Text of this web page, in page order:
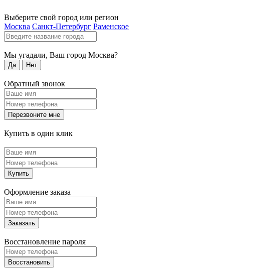
Выберите свой город или регион
Москва Санкт-Петербург Раменское
Мы угадали, Ваш город Москва?
Да Нет
Обратный звонок
Перезвоните мне
Купить в один клик
Купить
Оформление заказа
Заказать
Восстановление пароля
Восстановить